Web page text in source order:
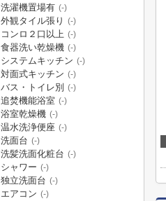
洗濯機置場有 (-)
外観タイル張り (-)
コンロ２口以上 (-)
食器洗い乾燥機 (-)
システムキッチン (-)
対面式キッチン (-)
バス・トイレ別 (-)
追焚機能浴室 (-)
浴室乾燥機 (-)
温水洗浄便座 (-)
洗面台 (-)
洗髪洗面化粧台 (-)
シャワー (-)
独立洗面台 (-)
エアコン (-)